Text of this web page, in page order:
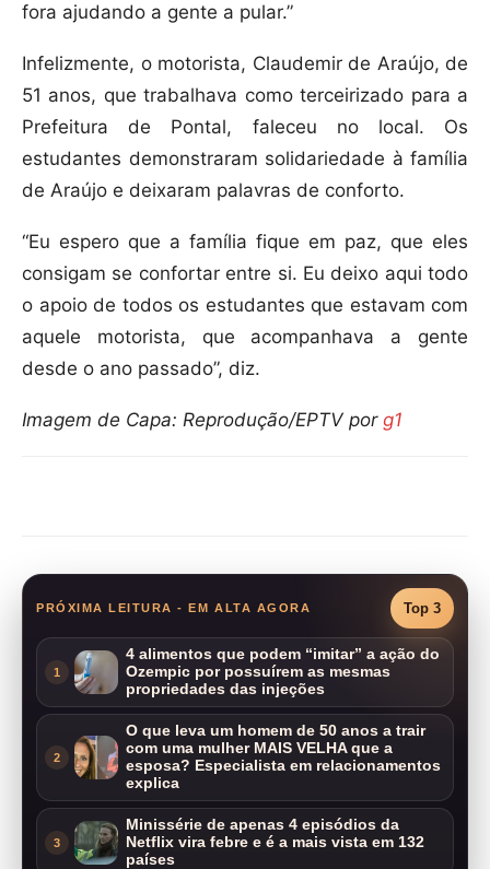
fora ajudando a gente a pular.”
Infelizmente, o motorista, Claudemir de Araújo, de
51 anos, que trabalhava como terceirizado para a
Prefeitura de Pontal, faleceu no local. Os
estudantes demonstraram solidariedade à família
de Araújo e deixaram palavras de conforto.
“Eu espero que a família fique em paz, que eles
consigam se confortar entre si. Eu deixo aqui todo
o apoio de todos os estudantes que estavam com
aquele motorista, que acompanhava a gente
desde o ano passado”, diz.
Imagem de Capa: Reprodução/EPTV por g1
PRÓXIMA LEITURA - EM ALTA AGORA Top 3
1
4 alimentos que podem “imitar” a ação do
Ozempic por possuírem as mesmas
propriedades das injeções
2
O que leva um homem de 50 anos a trair
com uma mulher MAIS VELHA que a
esposa? Especialista em relacionamentos
explica
3
Minissérie de apenas 4 episódios da
Netflix vira febre e é a mais vista em 132
países